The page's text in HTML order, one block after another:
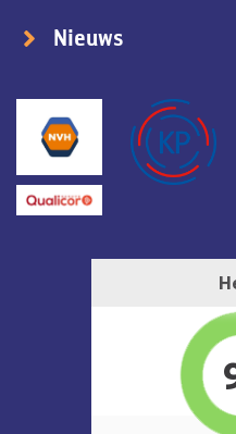
Nieuws